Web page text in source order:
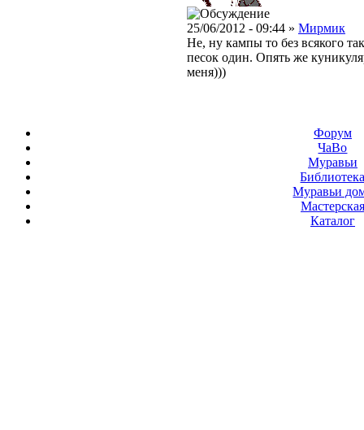
25/06/2012 - 09:44 » Мирмик
Не, ну кампы то без всякого
песок один. Опять же
меня)))
Форум
ЧаВо
Муравьи
Муравьи
Мастерская
Каталог